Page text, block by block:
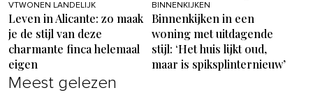
VTWONEN LANDELIJK
Leven in Alicante: zo maak
je de stijl van deze
charmante finca helemaal
eigen
BINNENKIJKEN
Binnenkijken in een
woning met uitdagende
stijl: ‘Het huis lijkt oud,
maar is spiksplinternieuw’
Meest gelezen